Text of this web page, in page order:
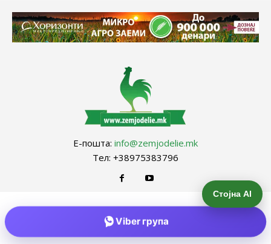
Е-пошта: info@zemjodelie.mk
Тел: +38975383796
Стојна AI
Viber група